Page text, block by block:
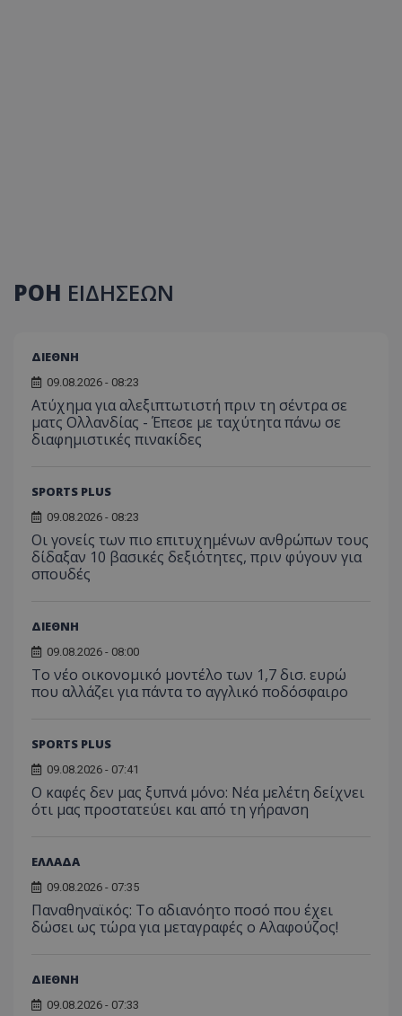
ΡΟΗ ΕΙΔΗΣΕΩΝ
ΔΙΕΘΝΗ
09.08.2026 - 08:23
Ατύχημα για αλεξιπτωτιστή πριν τη σέντρα σε
ματς Ολλανδίας - Έπεσε με ταχύτητα πάνω σε
διαφημιστικές πινακίδες
SPORTS PLUS
09.08.2026 - 08:23
Οι γονείς των πιο επιτυχημένων ανθρώπων τους
δίδαξαν 10 βασικές δεξιότητες, πριν φύγουν για
σπουδές
ΔΙΕΘΝΗ
09.08.2026 - 08:00
Το νέο οικονομικό μοντέλο των 1,7 δισ. ευρώ
που αλλάζει για πάντα το αγγλικό ποδόσφαιρο
SPORTS PLUS
09.08.2026 - 07:41
Ο καφές δεν μας ξυπνά μόνο: Νέα μελέτη δείχνει
ότι μας προστατεύει και από τη γήρανση
ΕΛΛΑΔΑ
09.08.2026 - 07:35
Παναθηναϊκός: Το αδιανόητο ποσό που έχει
δώσει ως τώρα για μεταγραφές ο Αλαφούζος!
ΔΙΕΘΝΗ
09.08.2026 - 07:33